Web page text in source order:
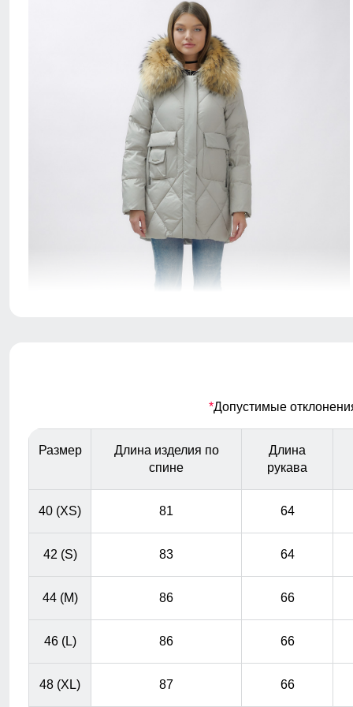
Натуральный мех енота: Роскошная отделка из
опушка придает изящества образу и смотрится
благородно.
*Допустимые
Размер
Длина изделия по
спине
Длина
рукава
40 (XS) 81 64
42 (S) 83 64
44 (M) 86 66
46 (L) 86 66
48 (XL) 87 66